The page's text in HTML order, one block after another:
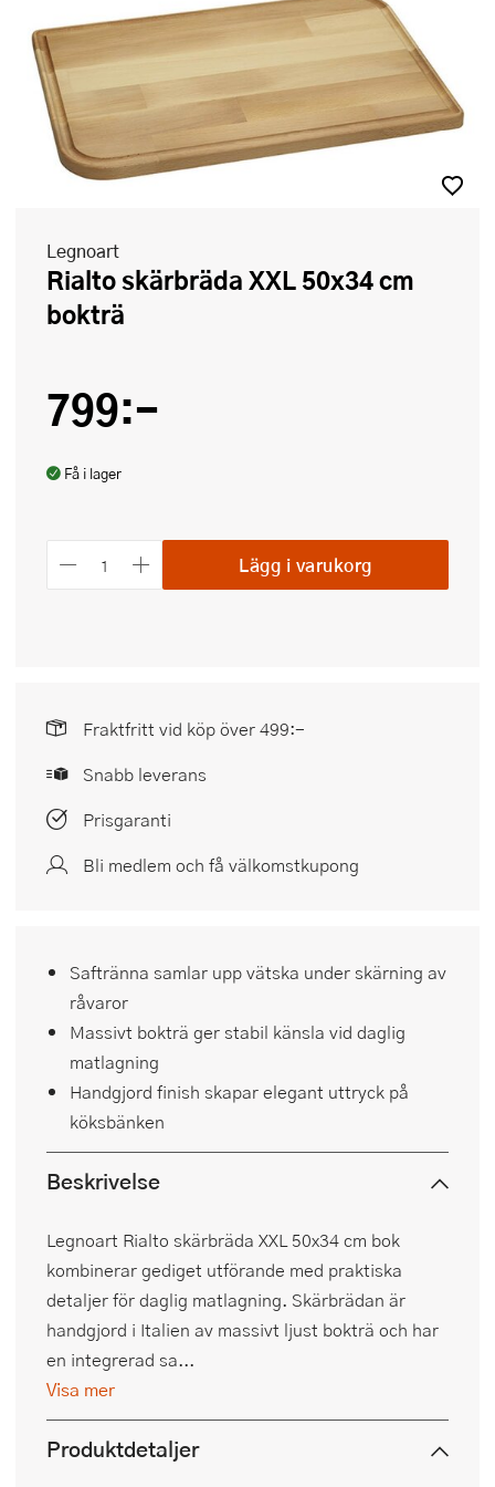
Legnoart
Rialto skärbräda XXL 50x34 cm
bokträ
799:-
Få i lager
Lägg i varukorg
Fraktfritt vid köp över 499:-
Snabb leverans
Prisgaranti
Bli medlem och få välkomstkupong
Saftränna samlar upp vätska under skärning av
råvaror
Massivt bokträ ger stabil känsla vid daglig
matlagning
Handgjord finish skapar elegant uttryck på
köksbänken
Beskrivelse
Legnoart Rialto skärbräda XXL 50x34 cm bok
kombinerar gediget utförande med praktiska
detaljer för daglig matlagning. Skärbrädan är
handgjord i Italien av massivt ljust bokträ och har
en integrerad sa...
Visa mer
Produktdetaljer